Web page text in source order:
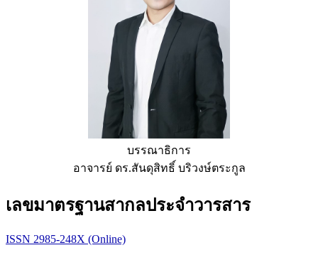
บรรณาธิการ
อาจารย์ ดร.สันดุสิทธิ์ บริวงษ์ตระกูล
เลขมาตรฐานสากลประจำวารสาร
ISSN 2985-248X (Online)